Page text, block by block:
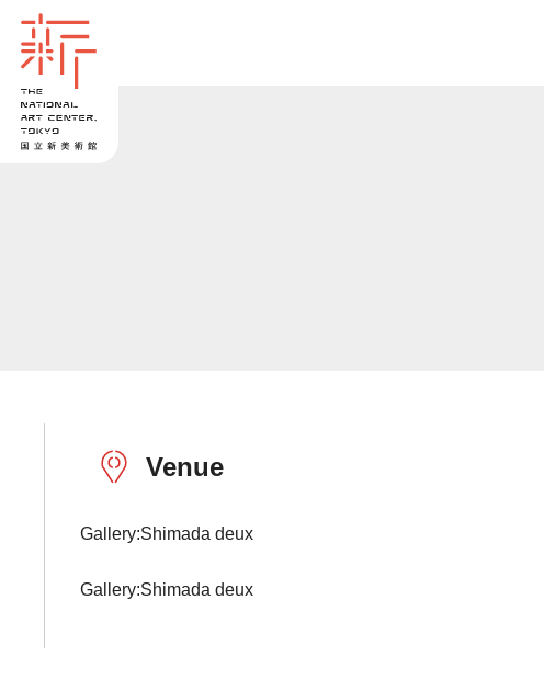
Venue
Gallery:Shimada deux
Gallery:Shimada deux